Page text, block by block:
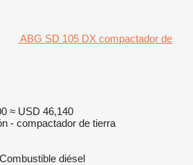
ABG SD 105 DX compactador de
≈ USD 46,140
- compactador de tierra
Combustible diésel